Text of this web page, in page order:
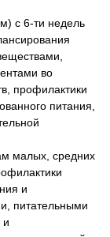
с 6-ти недель
во
профилактики
питания,
малых, средних
и
питательными
и